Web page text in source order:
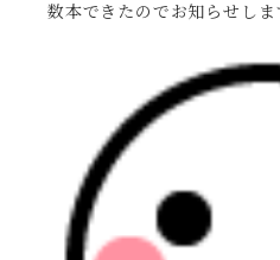
数本できたのでお知らせしま